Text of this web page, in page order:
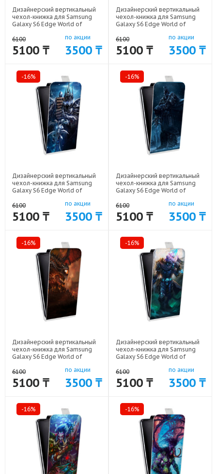
Дизайнерский вертикальный
чехол-книжка для Samsung
Galaxy S6 Edge World of
6100
5100 ₸
по акции
3500 ₸
Дизайнерский вертикальный
чехол-книжка для Samsung
Galaxy S6 Edge World of
6100
5100 ₸
по акции
3500 ₸
-16%
Дизайнерский вертикальный
чехол-книжка для Samsung
Galaxy S6 Edge World of
6100
5100 ₸
по акции
3500 ₸
-16%
Дизайнерский вертикальный
чехол-книжка для Samsung
Galaxy S6 Edge World of
6100
5100 ₸
по акции
3500 ₸
-16%
Дизайнерский вертикальный
чехол-книжка для Samsung
Galaxy S6 Edge World of
6100
5100 ₸
по акции
3500 ₸
-16%
Дизайнерский вертикальный
чехол-книжка для Samsung
Galaxy S6 Edge World of
6100
5100 ₸
по акции
3500 ₸
-16% -16%